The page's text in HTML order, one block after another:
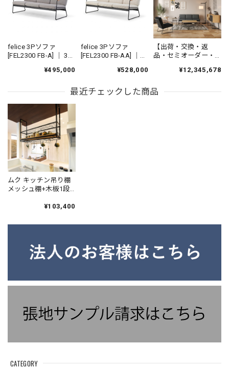
CATEGORY
felice 3Pソファ
[FEL2300 FB-A] ｜ 3人
ングソファ アイアン
¥495,000
felice 3Pソファ
[FEL2300 FB-AA] ｜
ファ カバーリングソ
国産家具
¥528,000
【出荷・交換・返
品・セミオーダー・
購入前に必ずお読み
¥12,345,678
最近チェックした商品
ムク キッチン吊り棚
メッシュ棚+木板1段
サンドブラック塗装
ンリノベーション
¥103,400